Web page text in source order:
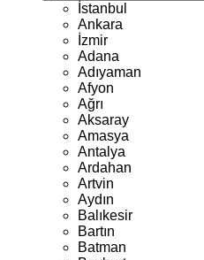
İstanbul
Ankara
İzmir
Adana
Adıyaman
Afyon
Ağrı
Aksaray
Amasya
Antalya
Ardahan
Artvin
Aydın
Balıkesir
Bartın
Batman